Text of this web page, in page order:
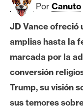
B
t
c
o
i
Por Canuto
JD Vance ofreció
amplias hasta la
marcada por la
conversión
Trump, su visión
sus temores